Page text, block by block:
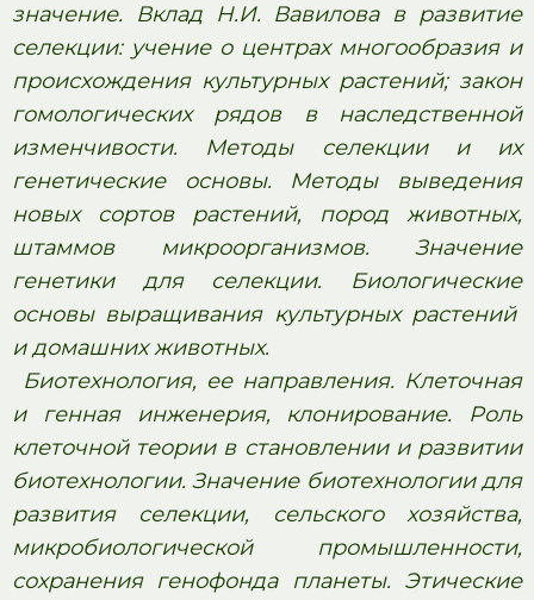
значение. Вклад Н.И. Вавилова в развитие
селекции: учение о центрах многообразия и
происхождения культурных растений; закон
гомологических рядов в наследственной
изменчивости. Методы селекции и их
генетические основы. Методы выведения
новых сортов растений, пород животных,
штаммов микроорганизмов. Значение
генетики для селекции. Биологические
основы выращивания культурных растений
и домашних животных.
Биотехнология, ее направления. Клеточная
и генная инженерия, клонирование. Роль
клеточной теории в становлении и развитии
биотехнологии. Значение биотехнологии для
развития селекции, сельского хозяйства,
микробиологической промышленности,
сохранения генофонда планеты. Этические